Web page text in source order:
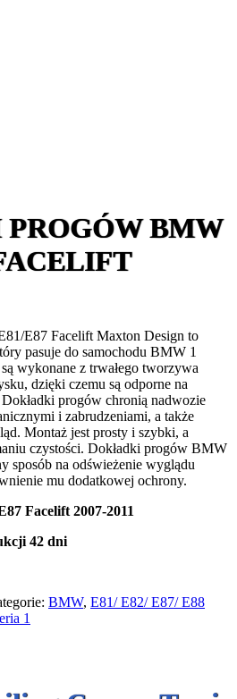
BMW
E87 Facelift Maxton Design to
pasuje do samochodu BMW 1
wykonane z trwałego tworzywa
dzięki czemu są odporne na
progów chronią nadwozie
i zabrudzeniami, a także
Montaż jest prosty i szybki, a
czystości. Dokładki progów BMW
sposób na odświeżenie wyglądu
mu dodatkowej ochrony.
Facelift 2007-2011
42 dni
BMW, E81/ E82/ E87/ E88
1